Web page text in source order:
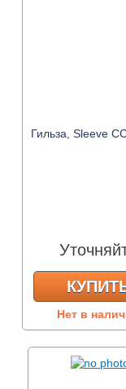
Гильза, Sleeve
Нет в